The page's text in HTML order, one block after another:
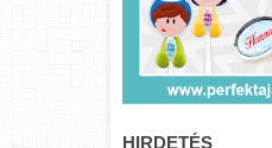
HIRDETÉS